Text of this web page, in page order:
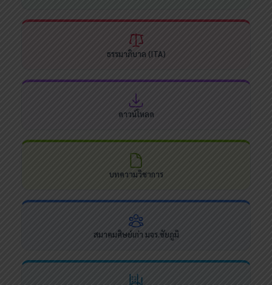
ธรรมาภิบาล (ITA)
ดาวน์โหลด
บทความวิชาการ
สมาคมศิษย์เก่า มจร.ชัยภูมิ